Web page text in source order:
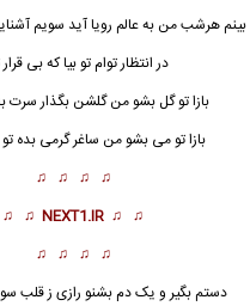
بینم هرشب من به عالم رویا آید سویم
در انتظار توام تو بیا که بی
بازا تو گل بشو من گلشن بگذار سرت
بازا تو می بشو من ساغر گرمی بده
♫ ♫ ♫ ♫
♫ ♫
NEXT1.IR
♫ ♫
♫ ♫ ♫ ♫
دستم بگیر و یک دم بشنو رازی ز قلب